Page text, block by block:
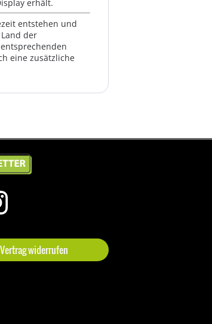
erhält.
entstehen und
der
eine zusätzliche
Vertrag widerrufen